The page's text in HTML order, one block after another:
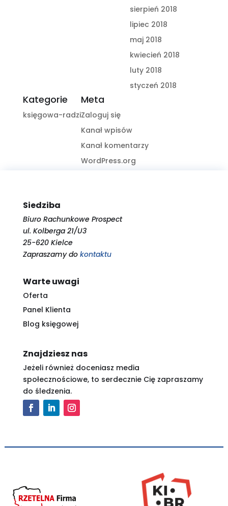
sierpień 2018
lipiec 2018
maj 2018
kwiecień 2018
luty 2018
styczeń 2018
Kategorie
księgowa-radzi
Meta
Zaloguj się
Kanał wpisów
Kanał komentarzy
WordPress.org
Siedziba
Biuro Rachunkowe Prospect
ul. Kolberga 21/U3
25-620 Kielce
Zapraszamy do kontaktu
Warte uwagi
Oferta
Panel Klienta
Blog księgowej
Znajdziesz nas
Jeżeli również doceniasz media
społecznościowe, to serdecznie Cię zapraszamy
do śledzenia.